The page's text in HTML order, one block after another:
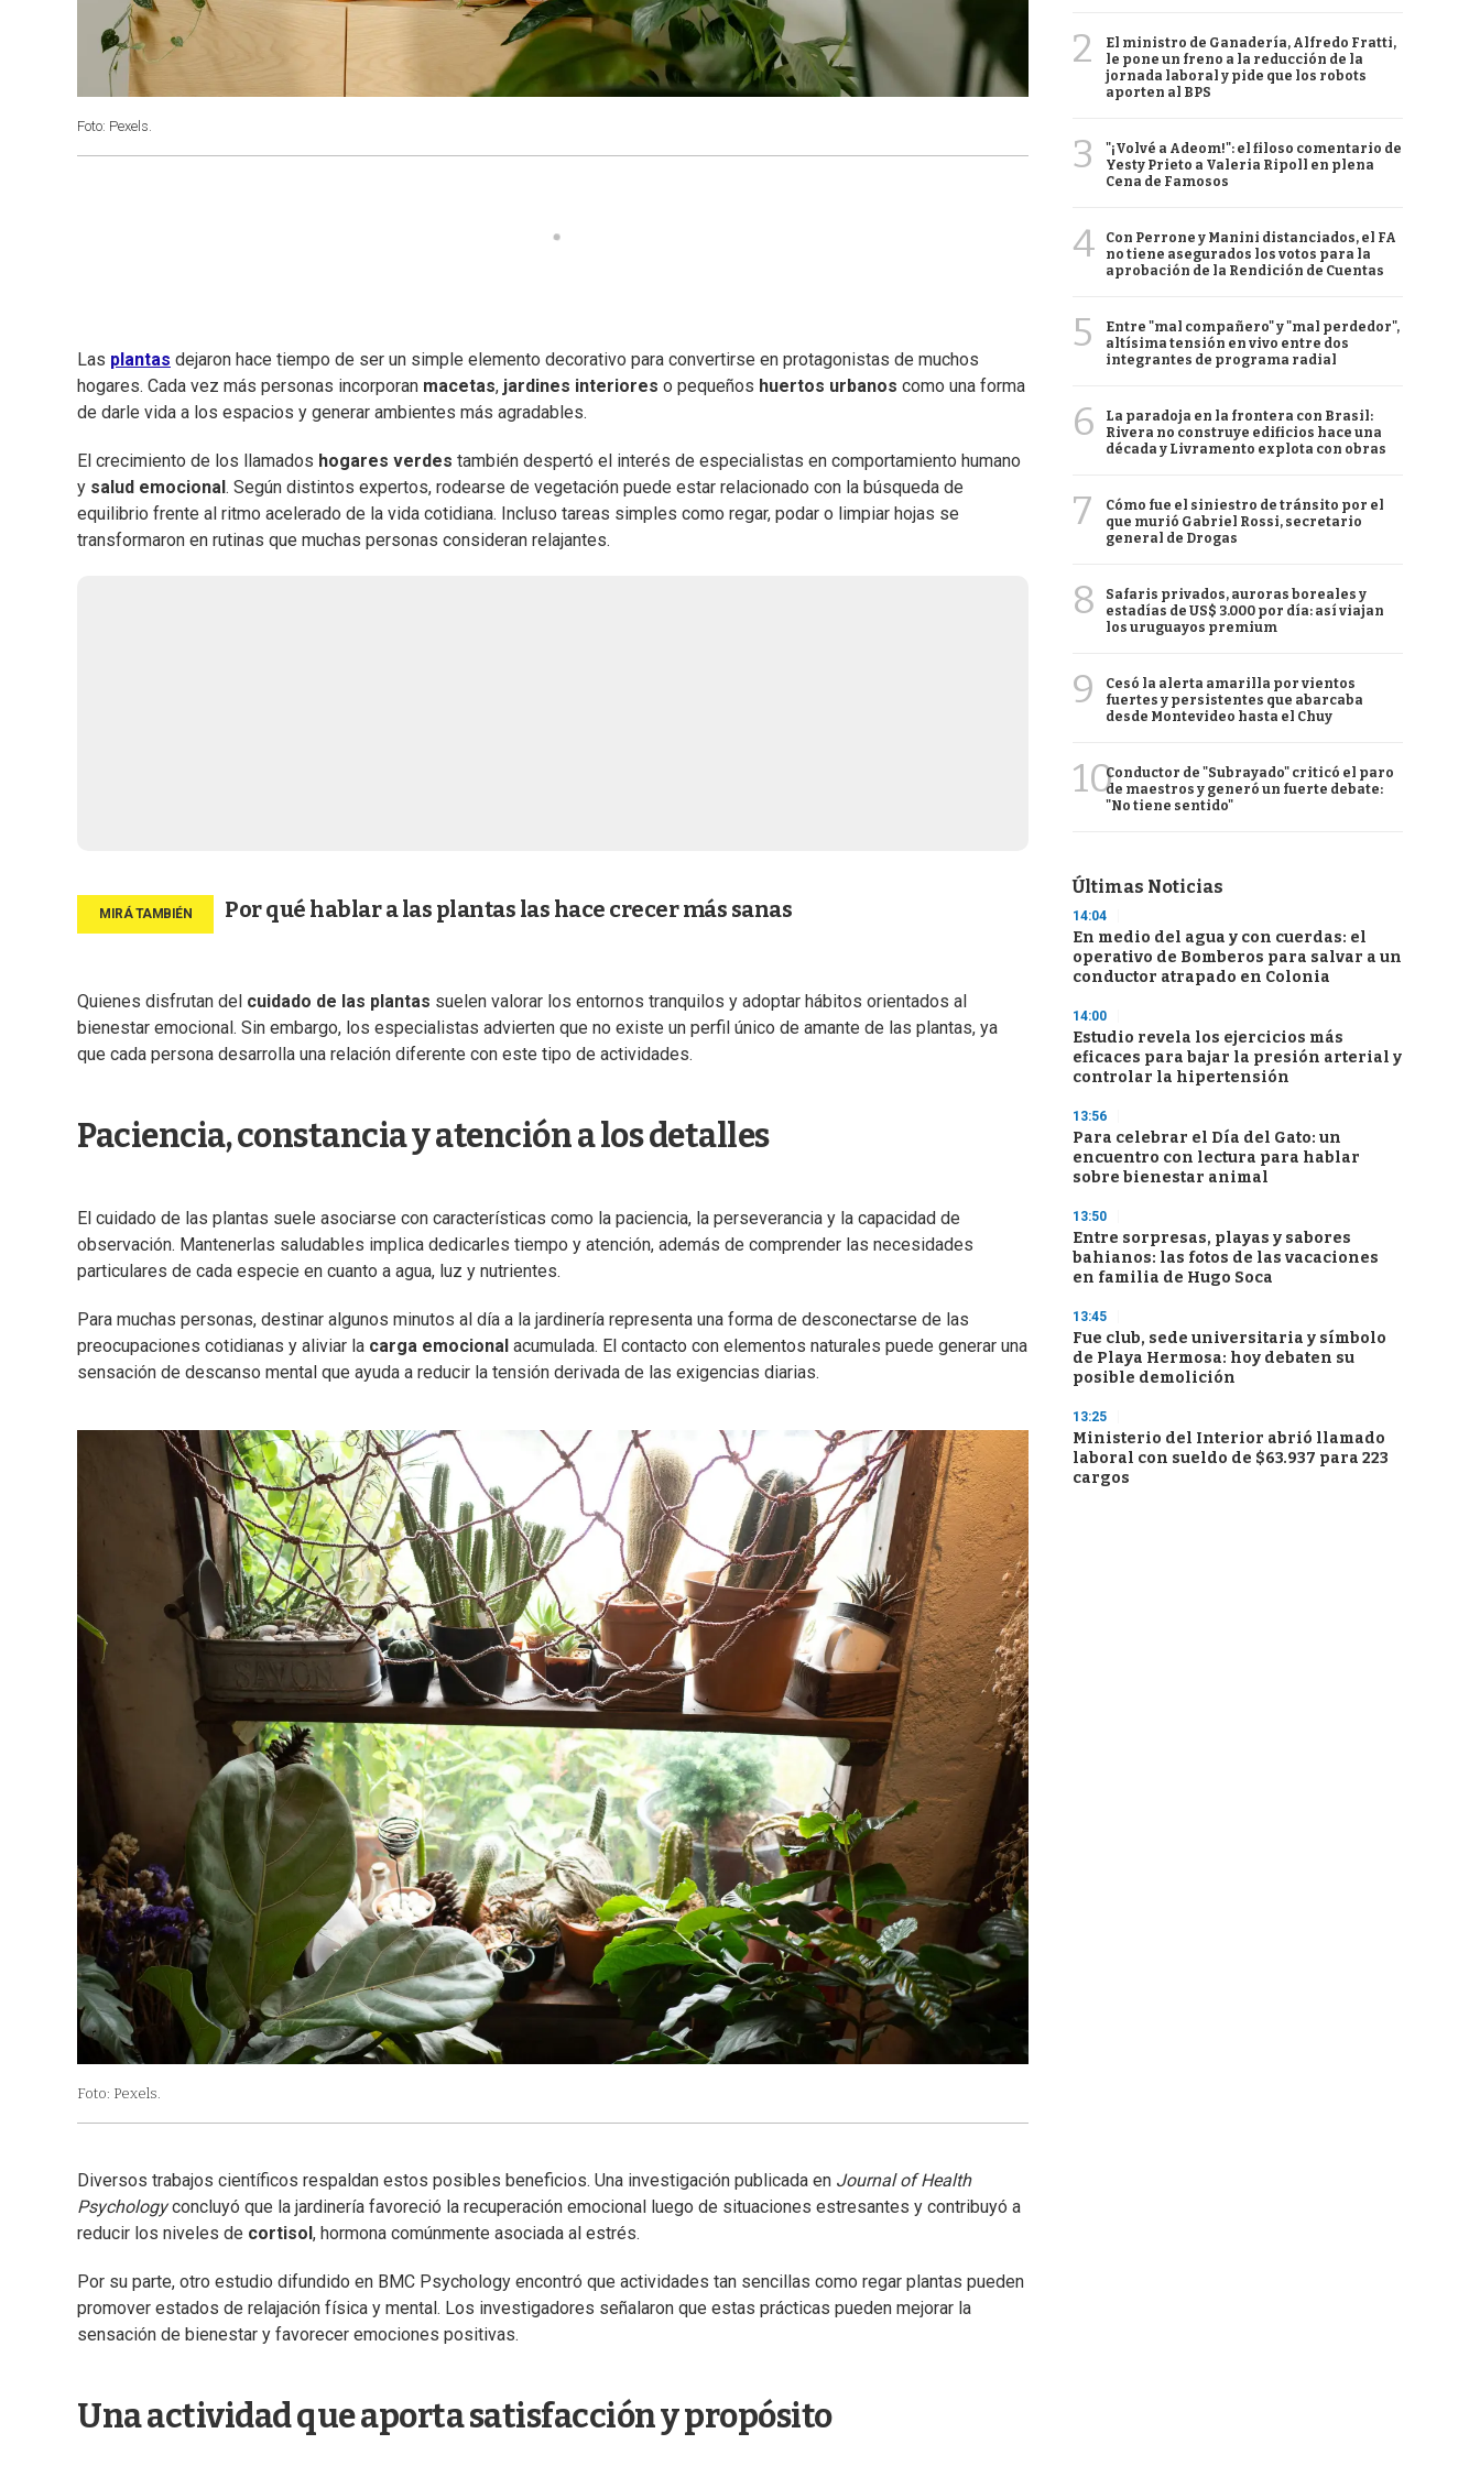
Foto: Pexels.
Las plantas dejaron hace tiempo de ser un simple elemento decorativo para convertirse en protagonistas de muchos
hogares. Cada vez más personas incorporan macetas, jardines interiores o pequeños huertos urbanos como una forma
de darle vida a los espacios y generar ambientes más agradables.
El crecimiento de los llamados hogares verdes también despertó el interés de especialistas en comportamiento humano
y salud emocional . Según distintos expertos, rodearse de vegetación puede estar relacionado con la búsqueda de
equilibrio frente al ritmo acelerado de la vida cotidiana. Incluso tareas simples como regar, podar o limpiar hojas se
transformaron en rutinas que muchas personas consideran relajantes.
Por qué hablar a las plantas las hace crecer más sanas
Quienes disfrutan del cuidado de las plantas suelen valorar los entornos tranquilos y adoptar hábitos orientados al
bienestar emocional. Sin embargo, los especialistas advierten que no existe un perfil único de amante de las plantas, ya
que cada persona desarrolla una relación diferente con este tipo de actividades.
Paciencia, constancia y atención a los detalles
El cuidado de las plantas suele asociarse con características como la paciencia, la perseverancia y la capacidad de
observación. Mantenerlas saludables implica dedicarles tiempo y atención, además de comprender las necesidades
particulares de cada especie en cuanto a agua, luz y nutrientes.
Para muchas personas, destinar algunos minutos al día a la jardinería representa una forma de desconectarse de las
preocupaciones cotidianas y aliviar la carga emocional acumulada. El contacto con elementos naturales puede generar una
sensación de descanso mental que ayuda a reducir la tensión derivada de las exigencias diarias.
Foto: Pexels.
Diversos trabajos científicos respaldan estos posibles beneficios. Una investigación publicada en Journal of Health
Psychologyconcluyó que la jardinería favoreció la recuperación emocional luego de situaciones estresantes y contribuyó a
reducir los niveles de cortisol , hormona comúnmente asociada al estrés.
Por su parte, otro estudio difundido en BMC Psychology encontró que actividades tan sencillas como regar plantas pueden
promover estados de relajación física y mental. Los investigadores señalaron que estas prácticas pueden mejorar la
sensación de bienestar y favorecer emociones positivas.
Una actividad que aporta satisfacción y propósito
2
El ministro de Ganadería, Alfredo Fratti,
le pone un freno a la reducción de la
jornada laboral y pide que los robots
aporten al BPS
3
"¡Volvé a Adeom!": el filoso comentario de
Yesty Prieto a Valeria Ripoll en plena
Cena de Famosos
4
Con Perrone y Manini distanciados, el FA
no tiene asegurados los votos para la
aprobación de la Rendición de Cuentas
5
Entre "mal compañero" y "mal perdedor",
altísima tensión en vivo entre dos
integrantes de programa radial
6
La paradoja en la frontera con Brasil:
Rivera no construye edificios hace una
década y Livramento explota con obras
7
Cómo fue el siniestro de tránsito por el
que murió Gabriel Rossi, secretario
general de Drogas
8
Safaris privados, auroras boreales y
estadías de US$ 3.000 por día: así viajan
los uruguayos premium
9
Cesó la alerta amarilla por vientos
fuertes y persistentes que abarcaba
desde Montevideo hasta el Chuy
10Conductor de "Subrayado" criticó el paro
de maestros y generó un fuerte debate:
"No tiene sentido"
Últimas Noticias
14:04
En medio del agua y con cuerdas: el
operativo de Bomberos para salvar a un
conductor atrapado en Colonia
14:00
Estudio revela los ejercicios más
eficaces para bajar la presión arterial y
controlar la hipertensión
13:56
Para celebrar el Día del Gato: un
encuentro con lectura para hablar
sobre bienestar animal
13:50
Entre sorpresas, playas y sabores
bahianos: las fotos de las vacaciones
en familia de Hugo Soca
13:45
Fue club, sede universitaria y símbolo
de Playa Hermosa: hoy debaten su
posible demolición
13:25
Ministerio del Interior abrió llamado
laboral con sueldo de $63.937 para 223
cargos